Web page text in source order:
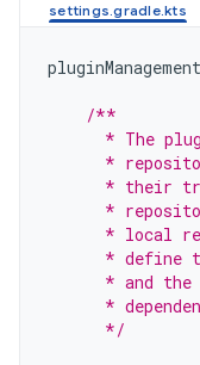
pluginManagement
/**
* The
*
* their
*
* local
* define
      * and the
*
      */